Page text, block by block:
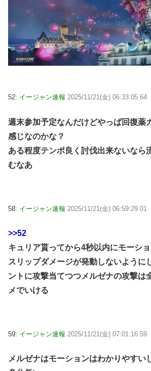
52: イージャン速報 2025/11/21(金) 06:33:05.64
週末参加予定なんだけどやっぱ回復薬
感じなのかな？
ある程度テンポ良く討伐出来ないなら
むなあ
58: イージャン速報 2025/11/21(金) 06:59:29.01
>>52
キュリア貰ってから4秒以内にモーシ
スリップダメージが発動しないように
ントに攻撃当てつつメルゼナの攻撃は
メでいける
59: イージャン速報 2025/11/21(金) 07:01:16.59
メルゼナはモーションはわかりやすい